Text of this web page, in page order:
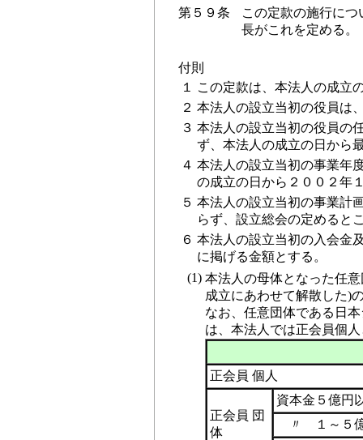
第５９条
この定款の施行に
長がこれを定める。
付則
１
この定款は、本法人の成立
２ 本法人の設立当初の役員は
３ 本法人の設立当初の役員の
ず、本法人の成立の日から
４ 本法人の設立当初の事業年
の成立の日から２００２年
５ 本法人の設立当初の事業計
らず、設立総会の定めると
６ 本法人の設立当初の入会金
に掲げる金額とする。
(1) 本法人の母体となった任
成立にあわせて解散した)
なお、任意団体である日
は、本法人では正会員個
正会員 個人
正会員 団
体
資本金５億円
〃 １～５